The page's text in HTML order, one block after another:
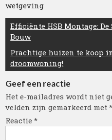
wetgeving
Berichtnavigatie
Efficiënte HSB Montage:
Bouw
Prachtige huizen te koop
droomwoning!
Geef een reactie
Het e-mailadres wordt niet
velden zijn gemarkeerd met*
Reactie*